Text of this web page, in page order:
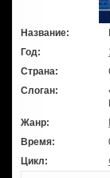
Название:
Год:
Страна:
Слоган:
Жанр:
Время:
Цикл: